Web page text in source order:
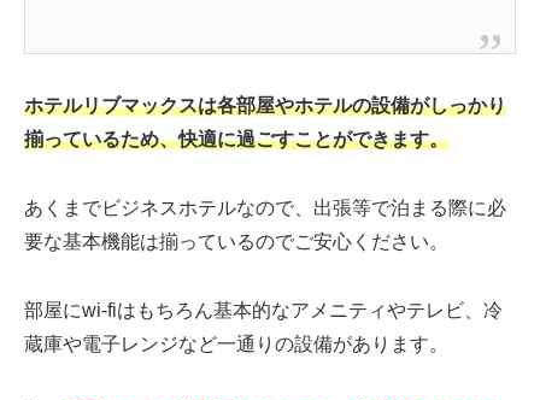
ホテルリブマックスは各部屋やホテルの設備がしっかり
揃っているため、快適に過ごすことができます。
あくまでビジネスホテルなので、出張等で泊まる際に必
要な基本機能は揃っているのでご安心ください。
部屋にwi-fiはもちろん基本的なアメニティやテレビ、冷
蔵庫や電子レンジなど一通りの設備があります。